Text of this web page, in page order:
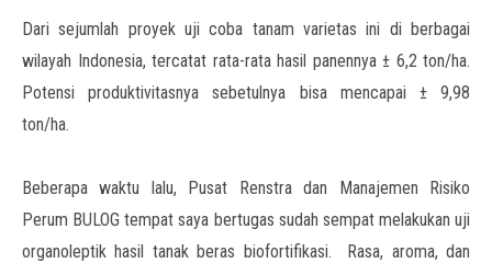
Dari sejumlah proyek uji coba tanam varietas ini di berbagai
wilayah Indonesia, tercatat rata-rata hasil panennya ± 6,2 ton/ha.
Potensi produktivitasnya sebetulnya bisa mencapai ± 9,98
ton/ha.
Beberapa waktu lalu, Pusat Renstra dan Manajemen Risiko
Perum BULOG tempat saya bertugas sudah sempat melakukan uji
organoleptik hasil tanak beras biofortifikasi. Rasa, aroma, dan